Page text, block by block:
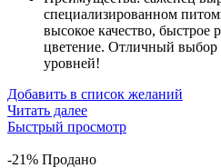
специализированном
высокое качество, быстрое
цветение. Отличный выбор
уровней!
Добавить в список желаний
Читать далее
Быстрый просмотр
-21% Продано